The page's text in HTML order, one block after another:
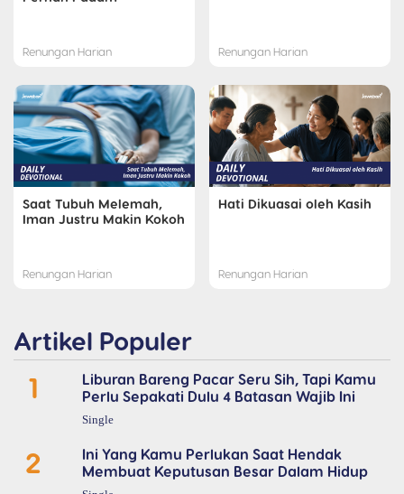
Renungan Harian Renungan Harian
Saat Tubuh Melemah,
Iman Justru Makin Kokoh
Renungan Harian
Hati Dikuasai oleh Kasih
Renungan Harian
Artikel Populer
1
Liburan Bareng Pacar Seru Sih, Tapi Kamu
Perlu Sepakati Dulu 4 Batasan Wajib Ini
Single
2
Ini Yang Kamu Perlukan Saat Hendak
Membuat Keputusan Besar Dalam Hidup